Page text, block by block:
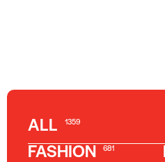
ALL 1359
FASHION 681